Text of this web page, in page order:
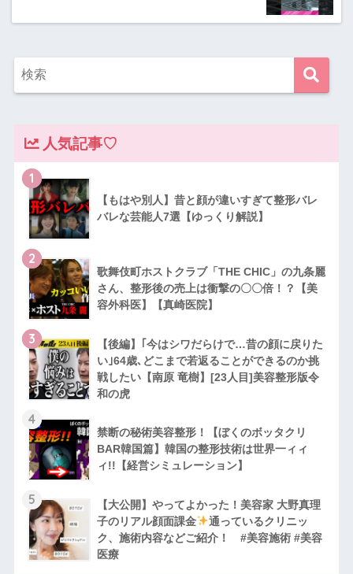
人気記事♡
1
【もはや別人】昔と顔が違いすぎて整形バレ
バレな芸能人7選【ゆっくり解説】
2
歌舞伎町ホストクラブ「THE CHIC」の九条麗
さん、整形後の売上は衝撃の〇〇倍！？【美
容外科医】【真崎医院】
3
【後編】｢今はシワだらけで…昔の顔に戻りた
い｣64歳､どこまで若返ることができるのか挑
戦したい【南原 竜樹】[23人目]美容整形版令
和の虎
4
禁断の秘術美容整形！【ぼくのボッタクリ
BAR韓国篇】韓国の整形技術は世界一ィィ
ィ!!【経営シミュレーション】
5
【大公開】やってよかった！美容家 大野真理
子のリアル顔面課金
通っているクリニッ
ク、施術内容などご紹介！ #美容施術 #美容
医療